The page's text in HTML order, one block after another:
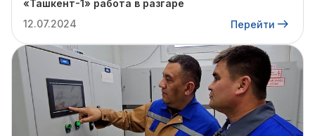
«Ташкент-1» работа в разгаре
12.07.2024
Перейти